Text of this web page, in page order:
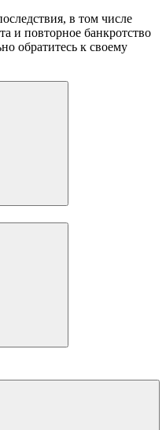
в том числе
и повторное банкротство
обратитесь к своему